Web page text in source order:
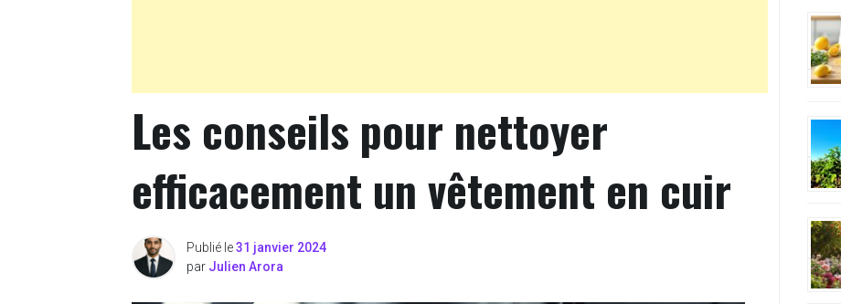
Les conseils pour nettoyer
efficacement un vêtement en cuir
Publié le31 janvier 2024
par Julien Arora